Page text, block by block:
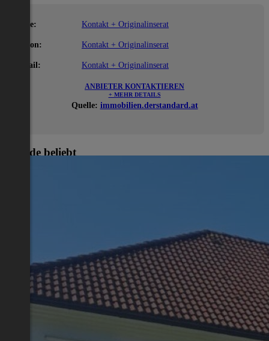
Name: Kontakt + Originalinserat
Telefon: Kontakt + Originalinserat
E-Mail: Kontakt + Originalinserat
ANBIETER KONTAKTIEREN
+ MEHR DETAILS
Quelle: immobilien.derstandard.at
Gerade beliebt